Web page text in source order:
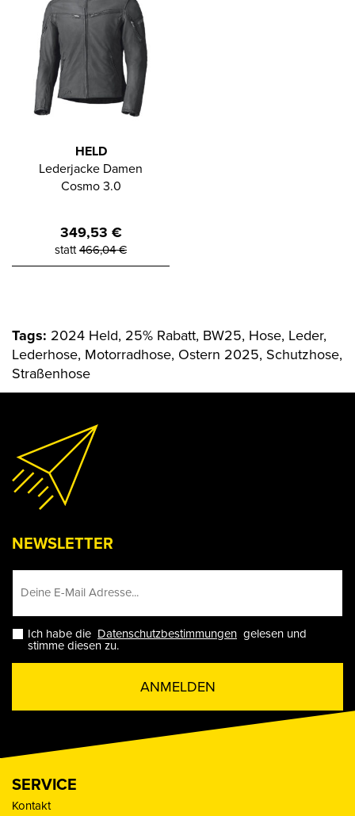
HELD
Lederjacke Damen
Cosmo 3.0
349,53 €
statt466,04€
Tags: 2024 Held, 25% Rabatt, BW25, Hose, Leder,
Lederhose, Motorradhose, Ostern 2025, Schutzhose,
Straßenhose
NEWSLETTER
Ich habe die Datenschutzbestimmungen gelesen und
stimme diesen zu.
ANMELDEN
SERVICE
Kontakt